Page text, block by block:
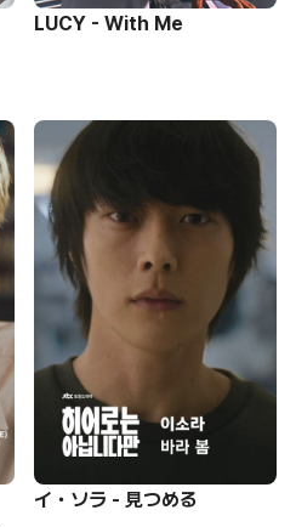
LUCY - With Me
イ・ソラ - 見つめる